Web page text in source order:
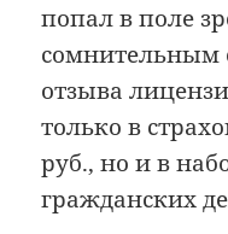
попал в поле
сомнительным
отзыва
только в
руб., но и в
гражданских